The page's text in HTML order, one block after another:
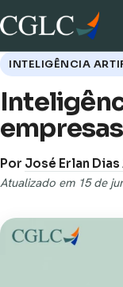
INTELIGÊNCIA
Por José Erlan Dias
Atualizado em 15 de